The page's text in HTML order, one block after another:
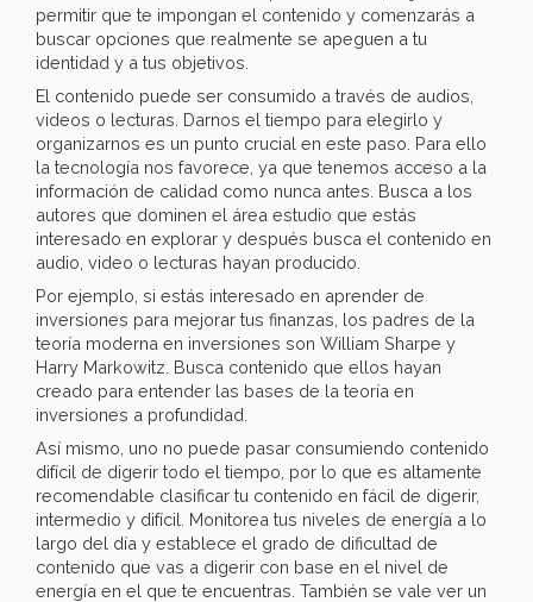
permitir que te impongan el contenido y comenzarás a
buscar opciones que realmente se apeguen a tu
identidad y a tus objetivos.
El contenido puede ser consumido a través de audios,
videos o lecturas. Darnos el tiempo para elegirlo y
organizarnos es un punto crucial en este paso. Para ello
la tecnología nos favorece, ya que tenemos acceso a la
información de calidad como nunca antes. Busca a los
autores que dominen el área estudio que estás
interesado en explorar y después busca el contenido en
audio, video o lecturas hayan producido.
Por ejemplo, si estás interesado en aprender de
inversiones para mejorar tus finanzas, los padres de la
teoría moderna en inversiones son William Sharpe y
Harry Markowitz. Busca contenido que ellos hayan
creado para entender las bases de la teoría en
inversiones a profundidad.
Así mismo, uno no puede pasar consumiendo contenido
difícil de digerir todo el tiempo, por lo que es altamente
recomendable clasificar tu contenido en fácil de digerir,
intermedio y difícil. Monitorea tus niveles de energía a lo
largo del día y establece el grado de dificultad de
contenido que vas a digerir con base en el nivel de
energía en el que te encuentras. También se vale ver un